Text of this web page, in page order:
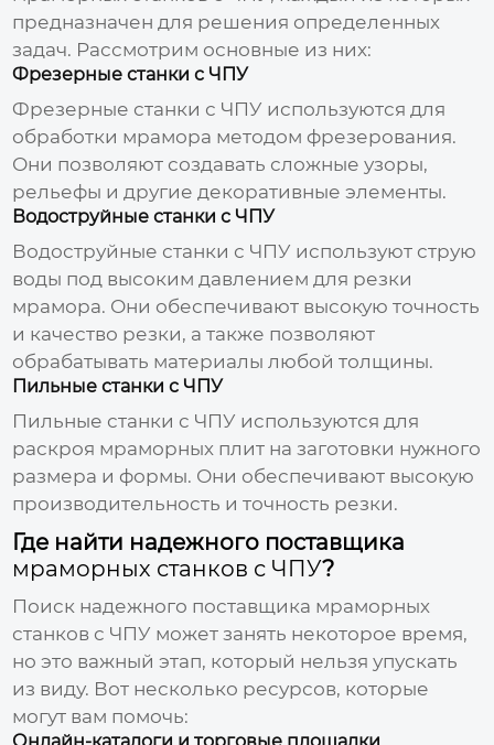
предназначен для решения определенных
задач. Рассмотрим основные из них:
Фрезерные станки с ЧПУ
Фрезерные станки с ЧПУ используются для
обработки мрамора методом фрезерования.
Они позволяют создавать сложные узоры,
рельефы и другие декоративные элементы.
Водоструйные станки с ЧПУ
Водоструйные станки с ЧПУ используют струю
воды под высоким давлением для резки
мрамора. Они обеспечивают высокую точность
и качество резки, а также позволяют
обрабатывать материалы любой толщины.
Пильные станки с ЧПУ
Пильные станки с ЧПУ используются для
раскроя мраморных плит на заготовки нужного
размера и формы. Они обеспечивают высокую
производительность и точность резки.
Где найти надежного поставщика
мраморных станков с ЧПУ?
Поиск надежного поставщика мраморных
станков с ЧПУ может занять некоторое время,
но это важный этап, который нельзя упускать
из виду. Вот несколько ресурсов, которые
могут вам помочь: